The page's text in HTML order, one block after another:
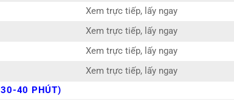
Xem trực tiếp, lấy ngay
Xem trực tiếp, lấy ngay
Xem trực tiếp, lấy ngay
Xem trực tiếp, lấy ngay
30-40 PHÚT)